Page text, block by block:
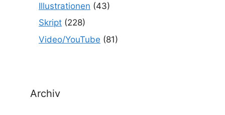
Illustrationen (43)
Skript (228)
Video/YouTube (81)
Archiv